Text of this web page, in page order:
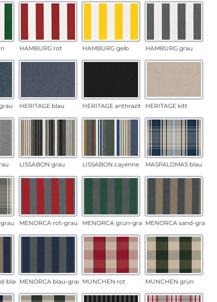
HAMBURG rot HAMBURG gelb HAMBURG grau
HERITAGE blau HERITAGE anthrazit HERITAGE kitt
LISSABON grau LISSABON cayenne MASPALOMAS blau
grau MENORCA rot-grau MENORCA grün-grau MENORCA sand-grau
blau MENORCA blau-grau MÜNCHEN rot MÜNCHEN grün